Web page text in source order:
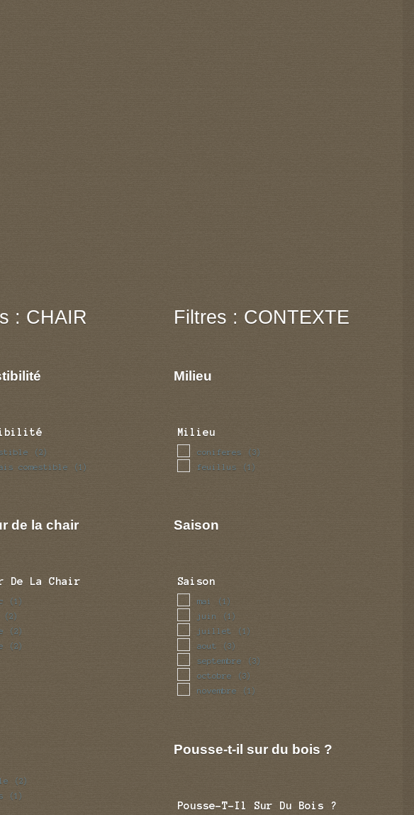
: CHAIR
(2)
comestible (1)
de la chair
De La Chair
(1)
(2)
(2)
(2)
(2)
(1)
Filtres : CONTEXTE
Milieu
Milieu
coniferes (3)
feuillus (1)
Saison
Saison
mai (1)
juin (1)
juillet (1)
aout (3)
septembre (3)
octobre (3)
novembre (1)
Pousse-t-il sur du bois ?
Pousse-T-Il Sur Du Bois ?